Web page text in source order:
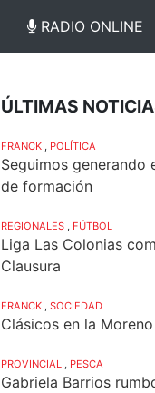
RADIO ONLINE
ÚLTIMAS
FRANCK POLÍTICA
Seguimos generando
de formación
REGIONALES FÚTBOL
Liga Las Colonias
Clausura
FRANCK SOCIEDAD
Clásicos en la Moreno
PROVINCIAL PESCA
Gabriela Barrios